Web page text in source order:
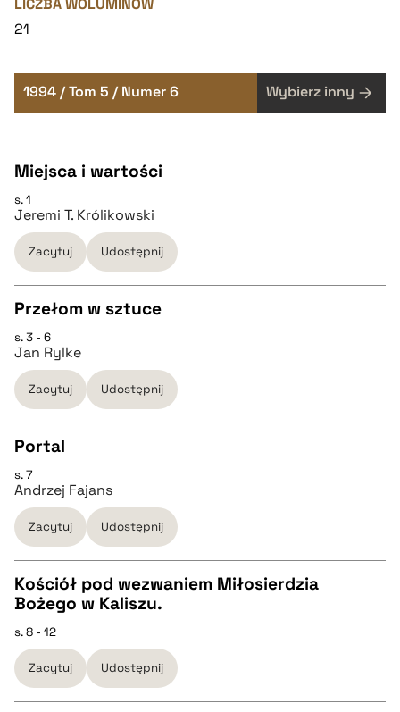
LICZBA WOLUMINÓW
21
1994 / Tom 5 / Numer 6 Wybierz inny
Miejsca i wartości
s. 1
Jeremi T. Królikowski
Zacytuj Udostępnij
CZYSTY TEKST
pobierz cytat
BIBTEX
pobierz cytat
Przełom w sztuce
s. 3 - 6
Jan Rylke
Zacytuj Udostępnij
CZYSTY TEKST
pobierz cytat
BIBTEX
pobierz cytat
Portal
s. 7
Andrzej Fajans
Zacytuj Udostępnij
CZYSTY TEKST
pobierz cytat
Kościół pod wezwaniem Miłosierdzia
Bożego w Kaliszu.
s. 8 - 12
Zacytuj Udostępnij